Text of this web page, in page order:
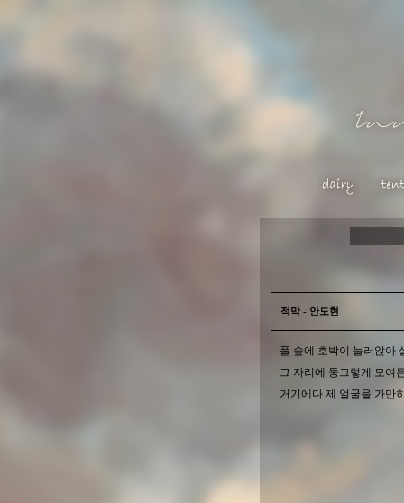
적막 - 안도현
풀 숲에 호박이 눌러앉아
그 자리에 둥그렇게 모여
거기에다 제 얼굴을 가만